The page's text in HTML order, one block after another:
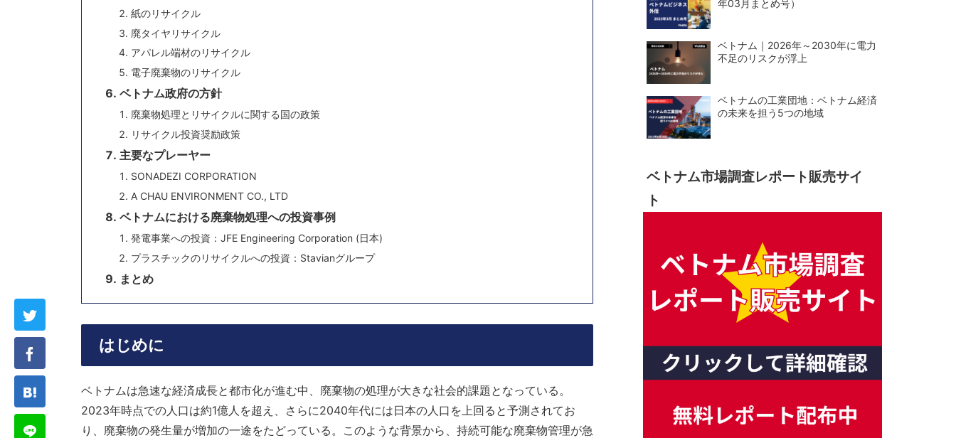
紙のリサイクル
廃タイヤリサイクル
アパレル端材のリサイクル
電子廃棄物のリサイクル
ベトナム政府の方針
廃棄物処理とリサイクルに関する国の政策
リサイクル投資奨励政策
主要なプレーヤー
SONADEZI CORPORATION
A CHAU ENVIRONMENT CO., LTD
ベトナムにおける廃棄物処理への投資事例
発電事業への投資：JFE Engineering Corporation (日本)
プラスチックのリサイクルへの投資：Stavianグループ
まとめ
はじめに
ベトナムは急速な経済成長と都市化が進む中、廃棄物の処理が大きな社会的課題となっている。
2023年時点での人口は約1億人を超え、さらに2040年代には日本の人口を上回ると予測されてお
り、廃棄物の発生量が増加の一途をたどっている。このような背景から、持続可能な廃棄物管理が急
年03月まとめ号）
ベトナム｜2026年～2030年に電力
不足のリスクが浮上
ベトナムの工業団地：ベトナム経済
の未来を担う5つの地域
ベトナム市場調査レポート販売サイ
ト